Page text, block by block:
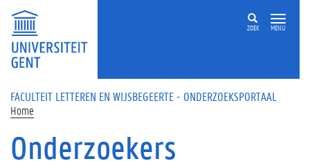
Overslaan en naar de inhoud gaan
ZOEK MENU
FACULTEIT LETTEREN EN WIJSBEGEERTE - ONDERZOEKSPORTAAL
Home
Onderzoekers